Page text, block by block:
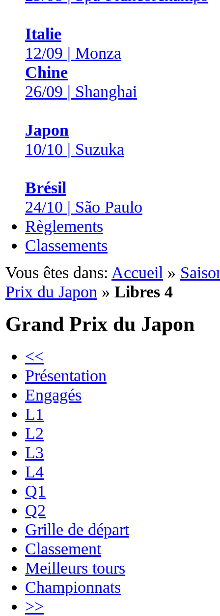
Italie
12/09 | Monza
Chine
26/09 | Shanghai
Japon
10/10 | Suzuka
Brésil
24/10 | São Paulo
Règlements
Classements
Vous êtes dans: Accueil »
Prix du Japon » Libres 4
Grand Prix du Japon
<<
Présentation
Engagés
L1
L2
L3
L4
Q1
Q2
Grille de départ
Classement
Meilleurs tours
Championnats
>>